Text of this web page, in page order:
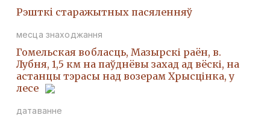
Рэшткi старажытных пасяленняў
месца знаходжання
Гомельская вобласць, Мазырскі раён, в.
Лубня, 1,5 км на паўднёвы захад ад вёскі, на
астанцы тэрасы над возерам Хрысцінка, у
лесе
датаванне